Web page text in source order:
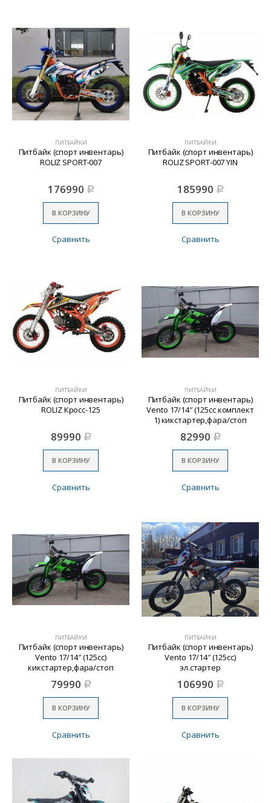
ПИТБАЙКИ
Питбайк (спорт инвентарь)
ROLIZ SPORT-007
176990 Р
В КОРЗИНУ
Сравнить
ПИТБАЙКИ
Питбайк (спорт инвентарь)
ROLIZ SPORT-007 YIN
185990 Р
В КОРЗИНУ
Сравнить
ПИТБАЙКИ
Питбайк (спорт инвентарь)
ROLIZ Кросс-125
89990 Р
В КОРЗИНУ
Сравнить
ПИТБАЙКИ
Питбайк (спорт инвентарь)
Vento 17/14″ (125сс комплект
1) кикстартер,фара/стоп
Повор.,зеркала
82990 Р
В КОРЗИНУ
Сравнить
ПИТБАЙКИ
Питбайк (спорт инвентарь)
Vento 17/14″ (125сс)
кикстартер,фара/стоп
Аккум.,зеркала
79990 Р
В КОРЗИНУ
Сравнить
ПИТБАЙКИ
Питбайк (спорт инвентарь)
Vento 17/14″ (125сс)
эл.стартер
106990 Р
В КОРЗИНУ
Сравнить